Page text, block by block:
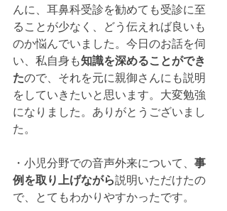
んに、耳鼻科受診を勧めても受診に至
ることが少なく、どう伝えれば良いも
のか悩んでいました。今日のお話を伺
い、私自身も知識を深めることができ
たので、それを元に親御さんにも説明
をしていきたいと思います。大変勉強
になりました。ありがとうございまし
た。
・小児分野での音声外来について、 事
例を取り上げながら説明いただけたの
で、とてもわかりやすかったです。